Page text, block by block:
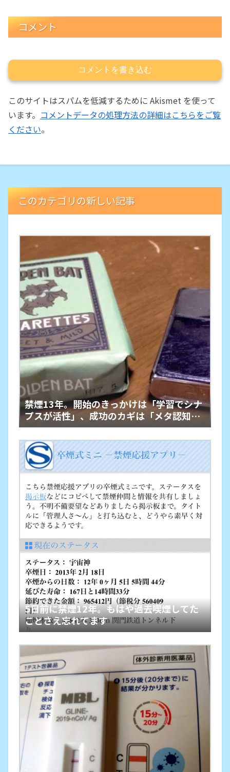
コメント
コメントを書き込む
このサイトはスパムを低減するために Akismet を使って
います。 コメントデータの処理方法の詳細はこちらをご覧
ください。
このカテゴリの新しい記事
禁煙13年。開始のきっかけは「学習でシナ
プスが活性」、成功のカギは「メタ認知」
かも
5日前に禁煙12年。もはや過去喫煙してた
ことさえ忘れてます